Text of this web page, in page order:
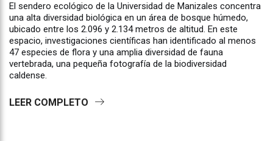
El sendero ecológico de la Universidad de Manizales concentra
una alta diversidad biológica en un área de bosque húmedo,
ubicado entre los 2.096 y 2.134 metros de altitud. En este
espacio, investigaciones científicas han identificado al menos
47 especies de flora y una amplia diversidad de fauna
vertebrada, una pequeña fotografía de la biodiversidad
caldense.
LEER COMPLETO